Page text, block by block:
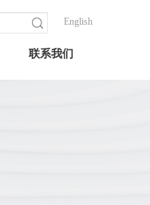
English
联系我们